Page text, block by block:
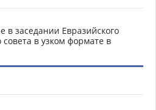
в заседании Евразийского
в узком формате в